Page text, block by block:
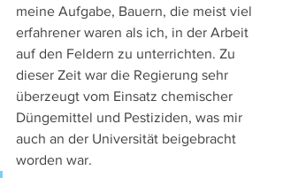
meine Aufgabe, Bauern, die meist viel
erfahrener waren als ich, in der Arbeit
auf den Feldern zu unterrichten. Zu
dieser Zeit war die Regierung sehr
überzeugt vom Einsatz chemischer
Düngemittel und Pestiziden, was mir
auch an der Universität beigebracht
worden war.